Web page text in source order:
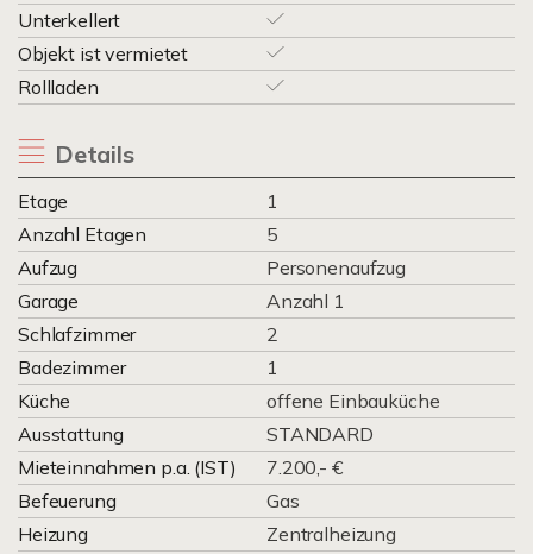
Unterkellert
Objekt ist vermietet
Rollladen
Details
Etage
1
Anzahl Etagen
5
Aufzug
Personenaufzug
Garage
Anzahl 1
Schlafzimmer
2
Badezimmer
1
Küche
offene Einbauküche
Ausstattung
STANDARD
Mieteinnahmen p.a. (IST)
7.200,- €
Befeuerung
Gas
Heizung
Zentralheizung